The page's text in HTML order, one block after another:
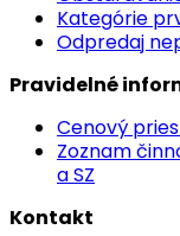
Kategórie
Odpredaj
Pravidelné
Cenový
Zoznam
a SZ
Kontakt